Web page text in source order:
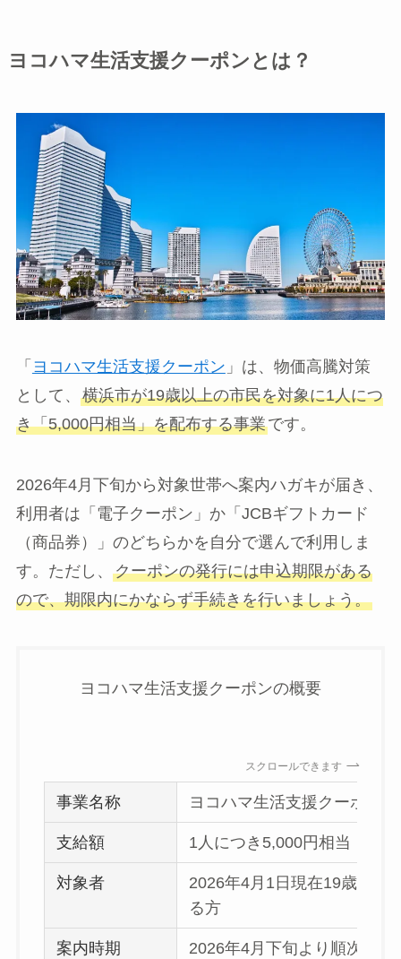
ヨコハマ生活支援クーポンとは？
「 ヨコハマ生活支援クーポン 」は、物価高騰対策
として、 横浜市が19歳以上の市民を対象に1人につ
き「5,000円相当」を配布する事業です。
2026年4月下旬から対象世帯へ案内ハガキが届き、
利用者は「電子クーポン」か「JCBギフトカード
（商品券）」のどちらかを自分で選んで利用しま
す。ただし、 クーポンの発行には申込期限がある
ので、期限内にかならず手続きを行いましょう。
ヨコハマ生活支援クーポンの概要
スクロールできます
事業名称 ヨコハマ生活支援クーポン
支給額 1人につき5,000円相当
対象者
2026年4月1日現在19歳以上
る方
案内時期 2026年4月下旬より順次、案